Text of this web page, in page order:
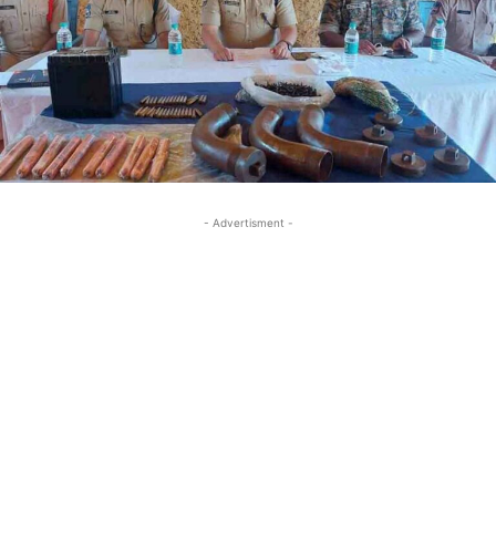
- Advertisment -